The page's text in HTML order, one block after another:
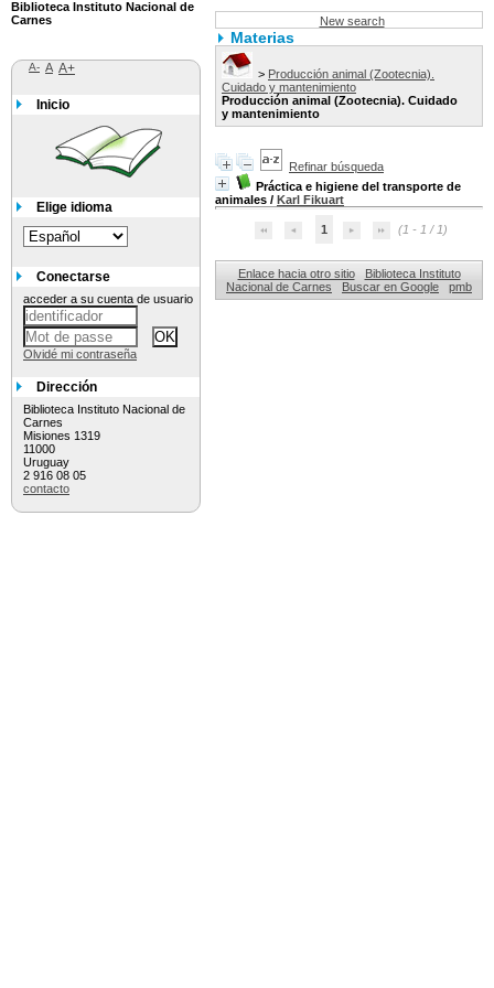
New search
Materias
> Producción animal (Zootecnia).
Cuidado y mantenimiento
Producción animal (Zootecnia). Cuidado
y mantenimiento
Refinar búsqueda
Práctica e higiene del transporte de
animales / Karl Fikuart
1 (1 - 1 / 1)
Enlace hacia otro sitio
Biblioteca Instituto
Nacional de Carnes
Buscar en Google pmb
Biblioteca Instituto Nacional de
Carnes
A- A A+
Inicio
Elige idioma
Conectarse
acceder a su cuenta de usuario
Olvidé mi contraseña
Dirección
Biblioteca Instituto Nacional de
Carnes
Misiones 1319
11000
Uruguay
2 916 08 05
contacto